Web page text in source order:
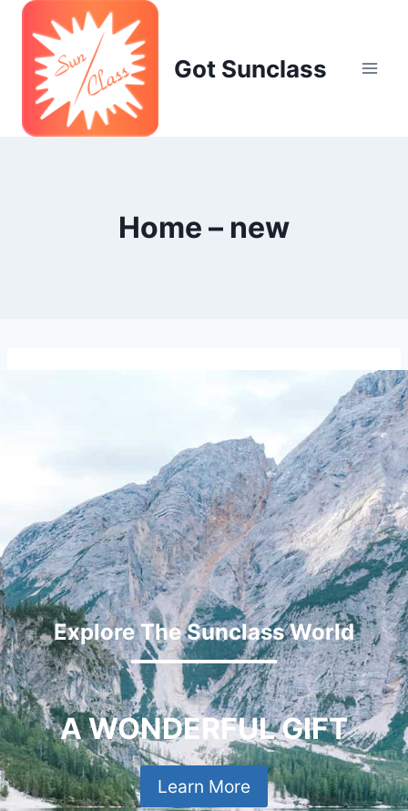
Skip
content
Got Sunclass
Home – new
Explore The Sunclass World
A WONDERFUL GIFT
Learn More